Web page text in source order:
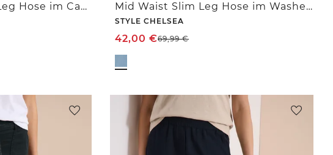
7/8 Mid Waist Slim Leg Hose im Casual Fit Mid Waist Slim Leg Hose im Washed-Look
STYLE CHELSEA
42,00€69,99€